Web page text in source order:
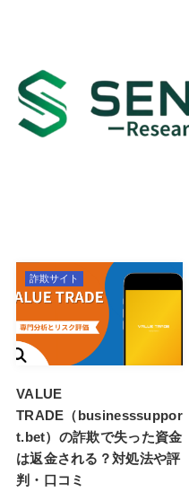
VALUE
TRADE（businesssuppor
t.bet）の詐欺で失った資金
は返金される？対処法や評
判・口コミ
詐欺サイト